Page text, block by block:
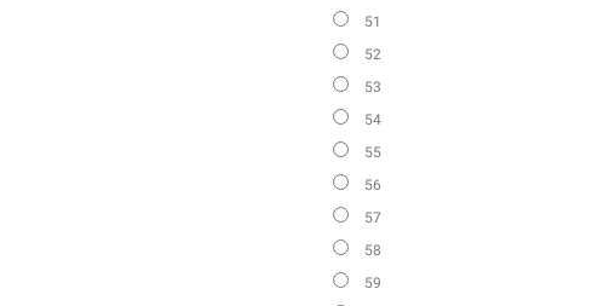
51
52
53
54
55
56
57
58
59